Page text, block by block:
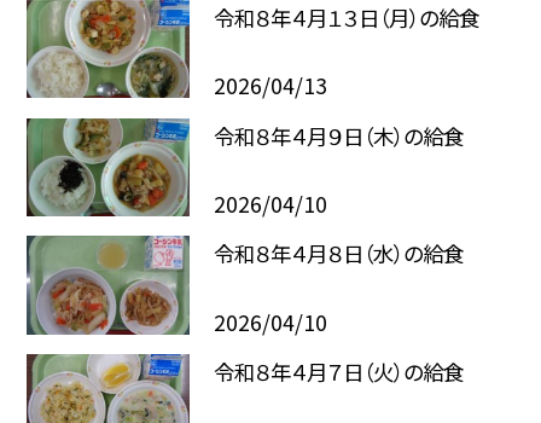
令和８年４月１３日（月）の給食
2026/04/13
令和８年４月９日（木）の給食
2026/04/10
令和８年４月８日（水）の給食
2026/04/10
令和８年４月７日（火）の給食